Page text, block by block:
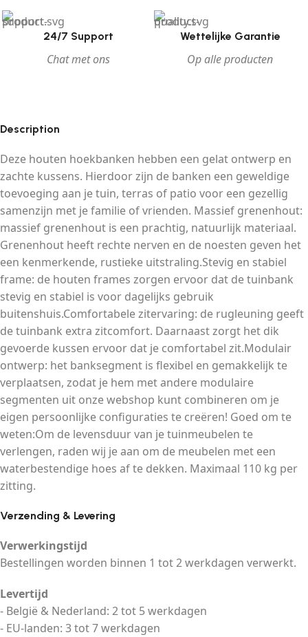
24/7 Support
Chat met ons
Wettelijke Garantie
Op alle producten
Description
Deze houten hoekbanken hebben een gelat ontwerp en
zachte kussens. Hierdoor zijn de banken een geweldige
toevoeging aan je tuin, terras of patio voor een gezellig
samenzijn met je familie of vrienden. Massief grenenhout:
massief grenenhout is een prachtig, natuurlijk materiaal.
Grenenhout heeft rechte nerven en de noesten geven het
een kenmerkende, rustieke uitstraling.Stevig en stabiel
frame: de houten frames zorgen ervoor dat de tuinbank
stevig en stabiel is voor dagelijks gebruik
buitenshuis.Comfortabele zitervaring: de rugleuning geeft
de tuinbank extra zitcomfort. Daarnaast zorgt het dik
gevoerde kussen ervoor dat je comfortabel zit.Modulair
ontwerp: het banksegment is flexibel en gemakkelijk te
verplaatsen, zodat je hem met andere modulaire
segmenten uit onze webshop kunt combineren om je
eigen persoonlijke configuraties te creëren! Goed om te
weten:Om de levensduur van je tuinmeubelen te
verlengen, raden wij je aan om de meubelen met een
waterbestendige hoes af te dekken. Maximaal 110 kg per
zitting.
Verzending & Levering
Verwerkingstijd
Bestellingen worden binnen 1 tot 2 werkdagen verwerkt.
Levertijd
- België & Nederland: 2 tot 5 werkdagen
- EU-landen: 3 tot 7 werkdagen